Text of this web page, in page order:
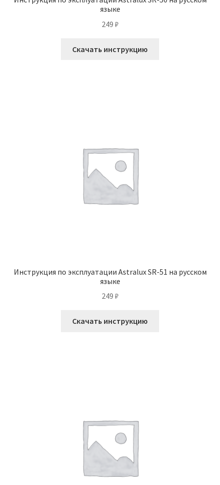
языке
249 ₽
Скачать инструкцию
Инструкция по эксплуатации Astralux SR-51 на русском
языке
249 ₽
Скачать инструкцию